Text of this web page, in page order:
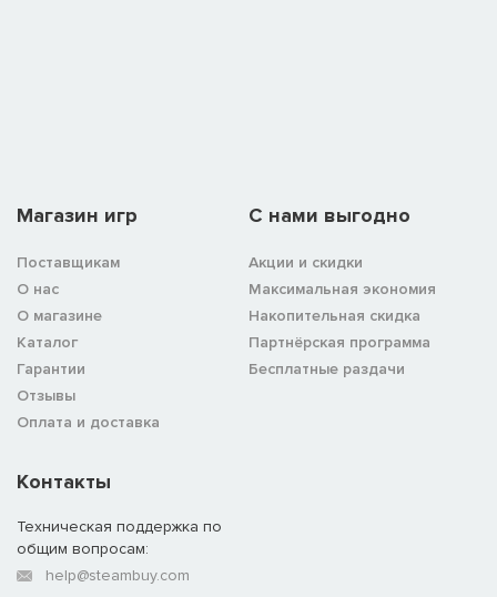
Магазин игр
Поставщикам
О нас
О магазине
Каталог
Гарантии
Отзывы
Оплата и доставка
C нами выгодно
Акции и скидки
Максимальная экономия
Накопительная скидка
Партнёрская программа
Бесплатные раздачи
Контакты
Техническая поддержка по
общим вопросам:
help@steambuy.com